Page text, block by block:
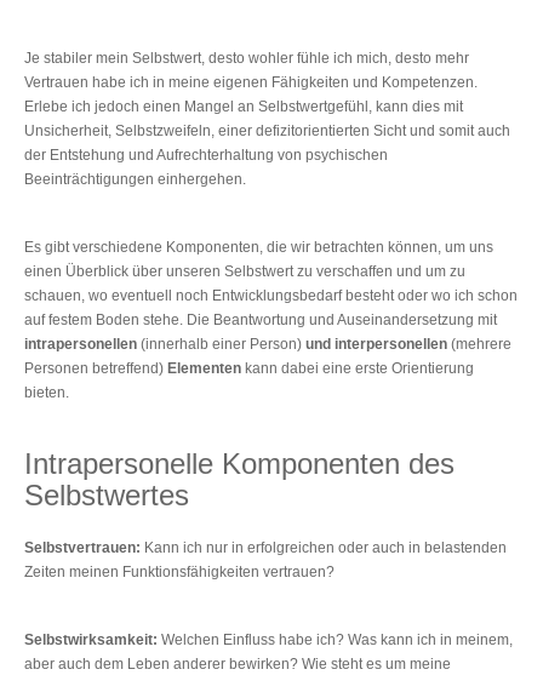
Je stabiler mein Selbstwert, desto wohler fühle ich mich, desto mehr
Vertrauen habe ich in meine eigenen Fähigkeiten und Kompetenzen.
Erlebe ich jedoch einen Mangel an Selbstwertgefühl, kann dies mit
Unsicherheit, Selbstzweifeln, einer defizitorientierten Sicht und somit auch
der Entstehung und Aufrechterhaltung von psychischen
Beeinträchtigungen einhergehen.
Es gibt verschiedene Komponenten, die wir betrachten können, um uns
einen Überblick über unseren Selbstwert zu verschaffen und um zu
schauen, wo eventuell noch Entwicklungsbedarf besteht oder wo ich schon
auf festem Boden stehe. Die Beantwortung und Auseinandersetzung mit
intrapersonellen (innerhalb einer Person) und interpersonellen (mehrere
Personen betreffend) Elementen kann dabei eine erste Orientierung
bieten.
Intrapersonelle Komponenten des
Selbstwertes
Selbstvertrauen: Kann ich nur in erfolgreichen oder auch in belastenden
Zeiten meinen Funktionsfähigkeiten vertrauen?
Selbstwirksamkeit: Welchen Einfluss habe ich? Was kann ich in meinem,
aber auch dem Leben anderer bewirken? Wie steht es um meine